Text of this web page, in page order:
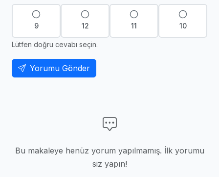
9 12 11 10
Lütfen doğru cevabı seçin.
Yorumu Gönder
Bu makaleye henüz yorum yapılmamış. İlk yorumu
siz yapın!